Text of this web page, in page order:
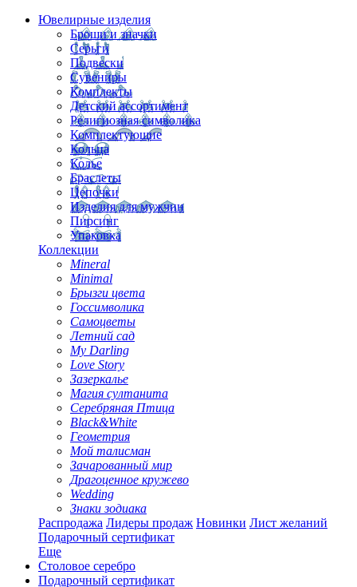
Ювелирные изделия
Броши и значки
Серьги
Подвески
Сувениры
Комплекты
Детский ассортимент
Религиозная символика
Комплектующие
Кольца
Колье
Браслеты
Цепочки
Изделия для мужчин
Пирсинг
Упаковка
Коллекции
Mineral
Minimal
Брызги цвета
Госсимволика
Самоцветы
Летний сад
My Darling
Love Story
Зазеркалье
Магия султанита
Серебряная Птица
Black&White
Геометрия
Мой талисман
Зачарованный мир
Драгоценное кружево
Wedding
Знаки зодиака
Распродажа Лидеры продаж Новинки Лист желаний
Подарочный сертификат
Еще
Столовое серебро
Подарочный сертификат